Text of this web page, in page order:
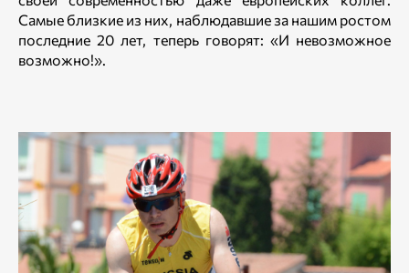
Самые близкие из них, наблюдавшие за нашим ростом
последние 20 лет, теперь говорят: «И невозможное
возможно!».